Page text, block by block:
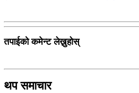
तपाईको कमेन्ट लेख्नुहोस्
थप समाचार